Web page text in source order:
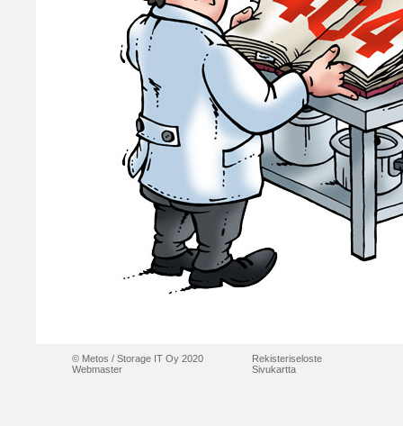
© Metos / Storage IT Oy 2020
Webmaster
Rekisteriseloste
Sivukartta